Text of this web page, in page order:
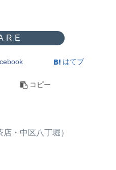
はてブ
コピー
・中区八丁堀）